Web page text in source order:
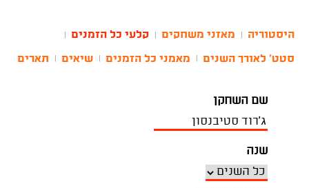
היסטוריה מאזני משחקים קלעי כל הזמנים
סטט' לאורך השנים מאמני כל הזמנים שיאים תארים
שם השחקן
שנה